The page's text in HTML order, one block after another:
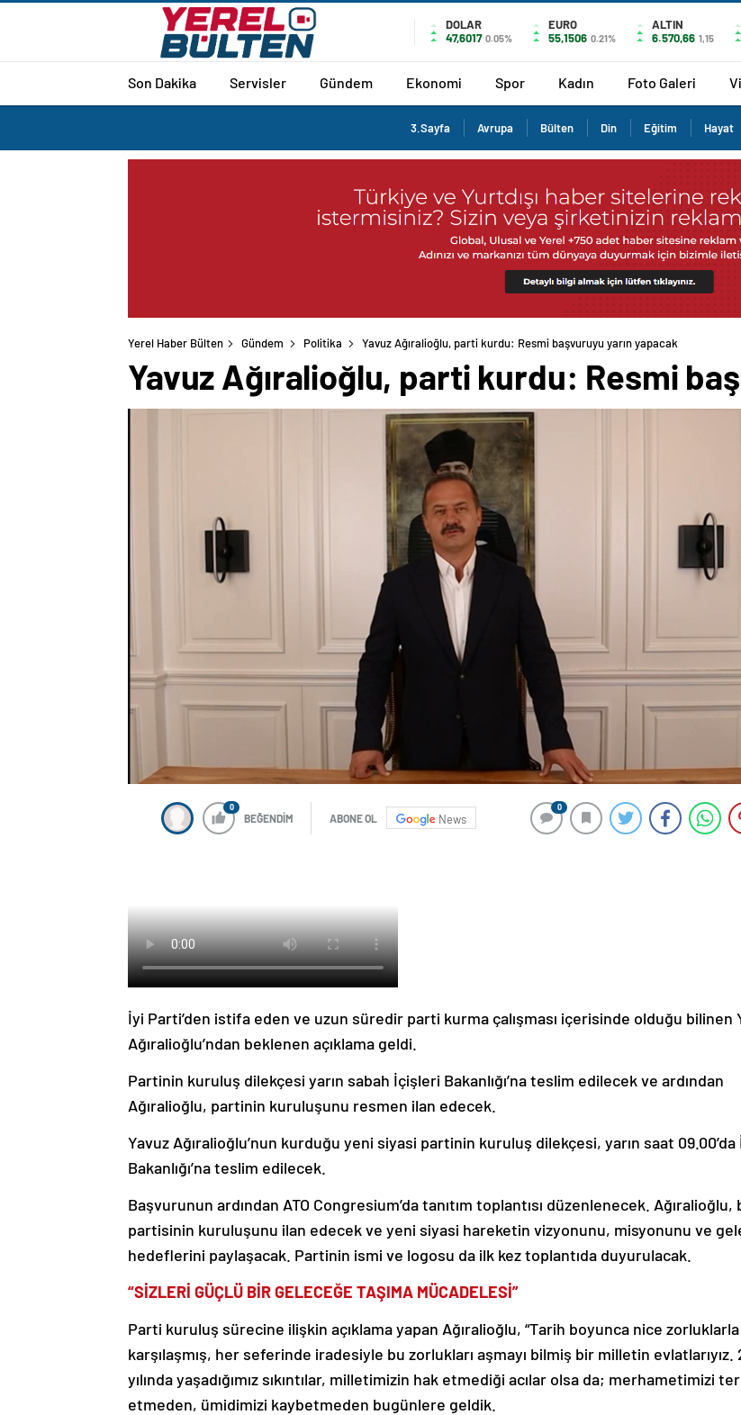
DOLAR
47,6017 0.05%
EURO
55,1506 0.21%
ALTIN
6.570,66 1,15
Son Dakika Servisler Gündem Ekonomi Spor Kadın Foto Galeri
3.Sayfa Avrupa Bülten Din Eğitim Hayat
Yerel Haber Bülten Gündem Politika Yavuz Ağıralioğlu, parti kurdu: Resmi başvuruyu yarın yapacak
Yavuz Ağıralioğlu, parti kurdu: Resmi
0
BEĞENDİM ABONE OL News
0
İyi Parti’den istifa eden ve uzun süredir parti kurma çalışması içerisinde olduğu bilinen
Ağıralioğlu’ndan beklenen açıklama geldi.
Partinin kuruluş dilekçesi yarın sabah İçişleri Bakanlığı’na teslim edilecek ve ardından
Ağıralioğlu, partinin kuruluşunu resmen ilan edecek.
Yavuz Ağıralioğlu’nun kurduğu yeni siyasi partinin kuruluş dilekçesi, yarın saat
Bakanlığı’na teslim edilecek.
Başvurunun ardından ATO Congresium’da tanıtım toplantısı düzenlenecek. Ağıralioğlu,
partisinin kuruluşunu ilan edecek ve yeni siyasi hareketin vizyonunu, misyonunu ve
hedeflerini paylaşacak. Partinin ismi ve logosu da ilk kez toplantıda duyurulacak.
“SİZLERİ GÜÇLÜ BİR GELECEĞE TAŞIMA MÜCADELESİ”
Parti kuruluş sürecine ilişkin açıklama yapan Ağıralioğlu, “Tarih boyunca nice zorluklarla
karşılaşmış, her seferinde iradesiyle bu zorlukları aşmayı bilmiş bir milletin evlatlarıyız.
yılında yaşadığımız sıkıntılar, milletimizin hak etmediği acılar olsa da; merhametimizi
etmeden, ümidimizi kaybetmeden bugünlere geldik.